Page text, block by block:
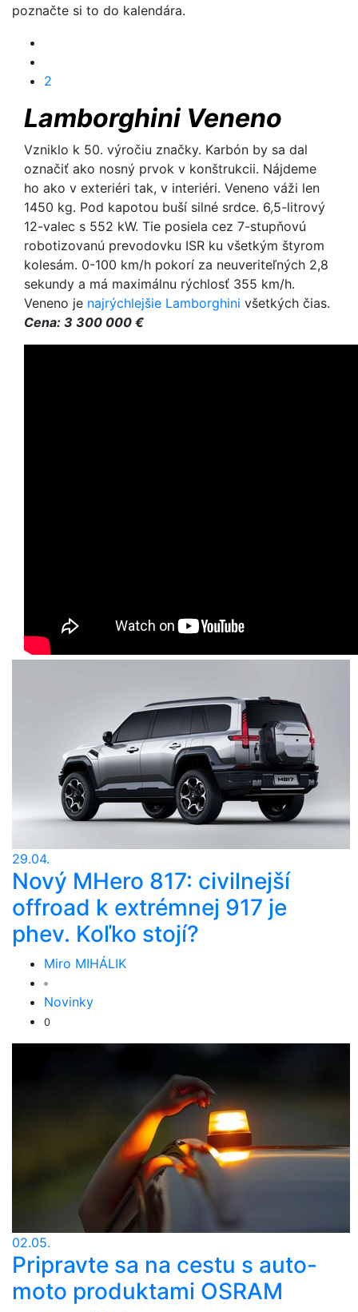
poznačte si to do kalendára.
2
Lamborghini Veneno
Vzniklo k 50. výročiu značky. Karbón by sa dal
označiť ako nosný prvok v konštrukcii. Nájdeme
ho ako v exteriéri tak, v interiéri. Veneno váži len
1450 kg. Pod kapotou buší silné srdce. 6,5-litrový
12-valec s 552 kW. Tie posiela cez 7-stupňovú
robotizovanú prevodovku ISR ku všetkým štyrom
kolesám. 0-100 km/h pokorí za neuveriteľných 2,8
sekundy a má maximálnu rýchlosť 355 km/h.
Veneno je najrýchlejšie Lamborghini všetkých čias.
Cena: 3 300 000 €
29.04.
Nový MHero 817: civilnejší
offroad k extrémnej 917 je
phev. Koľko stojí?
Miro MIHÁLIK
Novinky
0
02.05.
Pripravte sa na cestu s auto-
moto produktami OSRAM